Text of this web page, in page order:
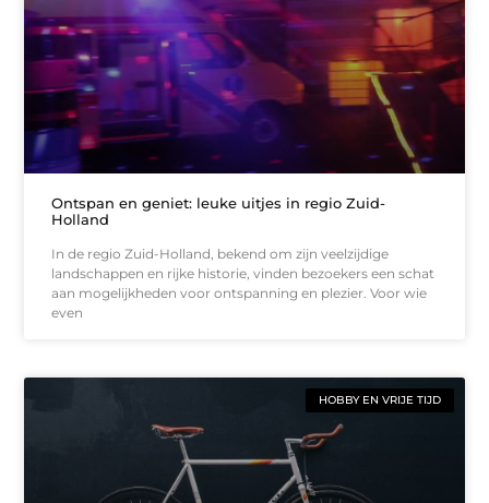
Ontspan en geniet: leuke uitjes in regio Zuid-
Holland
In de regio Zuid-Holland, bekend om zijn veelzijdige
landschappen en rijke historie, vinden bezoekers een schat
aan mogelijkheden voor ontspanning en plezier. Voor wie
even
HOBBY EN VRIJE TIJD